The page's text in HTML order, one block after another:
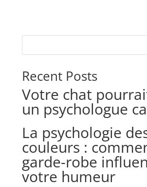
Recent Posts
Votre chat
un psychologue
La psychologie
couleurs :
garde-robe
votre humeur